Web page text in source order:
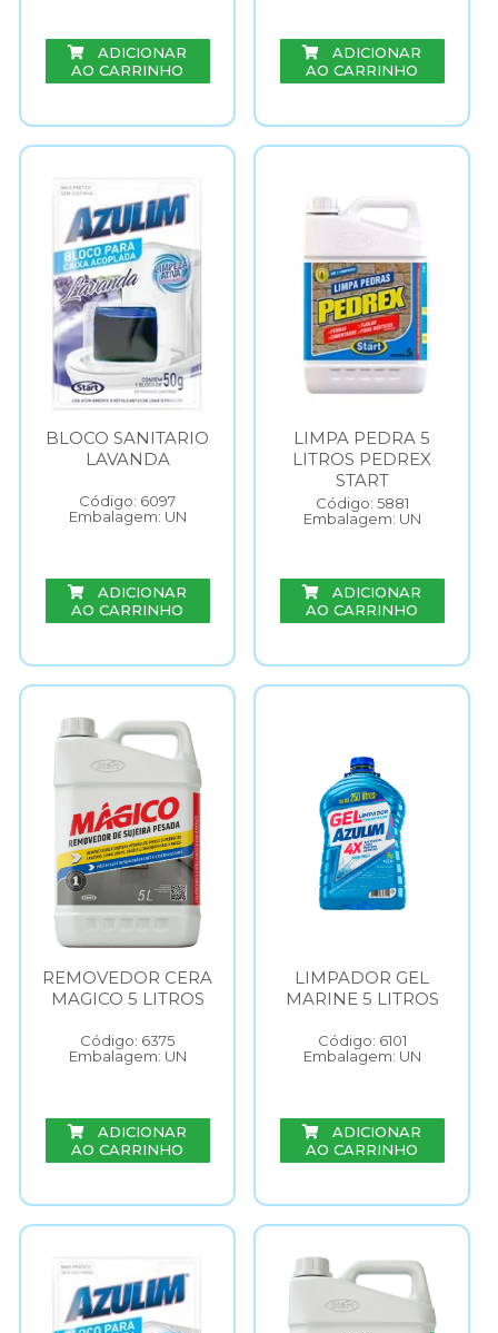
ADICIONAR
AO CARRINHO
ADICIONAR
AO CARRINHO
BLOCO SANITARIO
LAVANDA
Código: 6097
Embalagem: UN
ADICIONAR
AO CARRINHO
LIMPA PEDRA 5
LITROS PEDREX
START
Código: 5881
Embalagem: UN
ADICIONAR
AO CARRINHO
REMOVEDOR CERA
MAGICO 5 LITROS
Código: 6375
Embalagem: UN
ADICIONAR
AO CARRINHO
LIMPADOR GEL
MARINE 5 LITROS
Código: 6101
Embalagem: UN
ADICIONAR
AO CARRINHO